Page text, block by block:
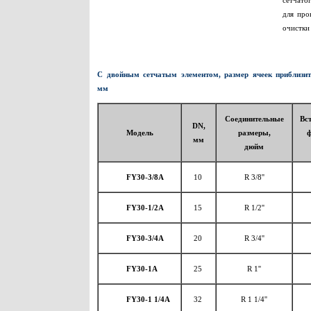
для
очистки
С двойным сетчатым элементом, размер ячеек
мм
Модель
DN,
мм
Соединительные
размеры,
дюйм
FY30-3/8A 10 R 3/8''
FY30-1/2A 15 R 1/2''
FY30-3/4A 20 R 3/4''
FY30-1A 25 R 1''
FY30-1 1/4A 32 R 1 1/4''